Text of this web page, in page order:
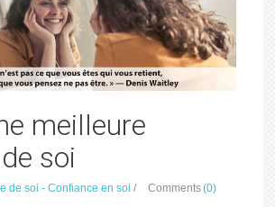
meilleure
soi
de soi - Confiance en soi / Comments(0)